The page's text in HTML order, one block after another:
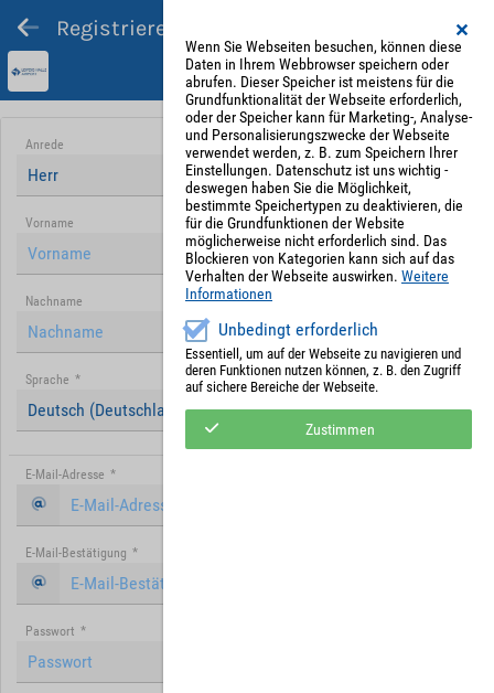
Registrieren und Angebot abgeben
Anrede
Herr
Vorname
Nachname
Sprache *
Deutsch (Deutschland)
E-Mail-Adresse *
E-Mail-Bestätigung *
Passwort *
Wenn Sie Webseiten besuchen, können diese
Daten in Ihrem Webbrowser speichern oder
abrufen. Dieser Speicher ist meistens für die
Grundfunktionalität der Webseite erforderlich,
oder der Speicher kann für Marketing-, Analyse-
und Personalisierungszwecke der Webseite
verwendet werden, z. B. zum Speichern Ihrer
Einstellungen. Datenschutz ist uns wichtig -
deswegen haben Sie die Möglichkeit,
bestimmte Speichertypen zu deaktivieren, die
für die Grundfunktionen der Website
möglicherweise nicht erforderlich sind. Das
Blockieren von Kategorien kann sich auf das
Verhalten der Webseite auswirken. Weitere
Informationen
Unbedingt erforderlich
Essentiell, um auf der Webseite zu navigieren und
deren Funktionen nutzen können, z. B. den Zugriff
auf sichere Bereiche der Webseite.
Zustimmen